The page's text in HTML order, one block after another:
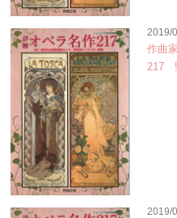
2019/
作曲
217
2019/